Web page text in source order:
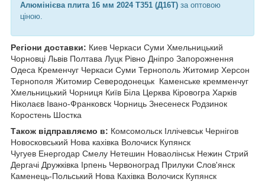
Алюмінієва плита 16 мм 2024 Т351 (Д16Т) за оптовою
ціною.
Регіони доставки: Киев Черкаси Суми Хмельницький
Чорновці Львів Полтава Луцк Рівно Дніпро Запорожнення
Одеса Кременчуг Черкаси Суми Тернополь Житомир Херсон
Тернополя Житомир Северодонецьк Каменське кремменчуг
Хмельницький Чорниця Київ Біла Церква Кіровогра Харків
Ніколаєв Івано-Франковск Чорниць Знесенеск Родзинок
Коростень Шостка
Також відправляємо в: Комсомольск Іллічевськ Чернігов
Новосковський Нова кахівка Волочиск Купянск
Чугуев Енергодар Смелу Нетешин Новаолінськ Нежин Стрий
Дергачі Дружківка Ірпень Червоноград Прилуки Слов'янск
Каменець-Польський Нова Кахівка Волочиск Купянск